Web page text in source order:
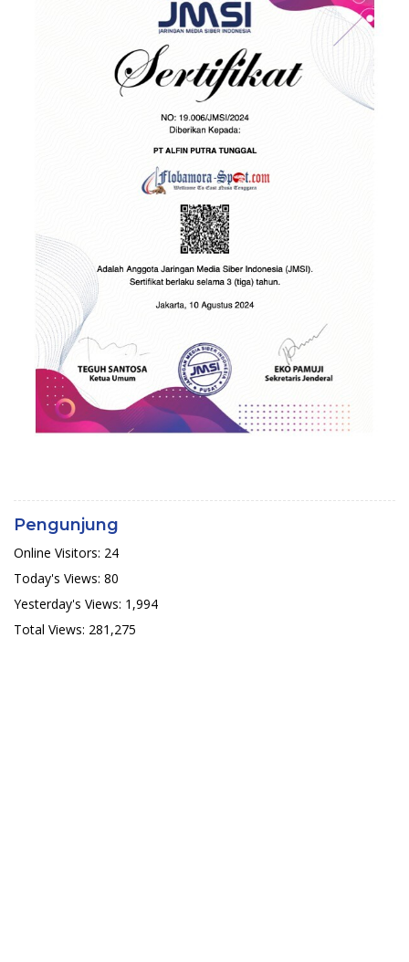
Pengunjung
Online Visitors: 24
Today's Views: 80
Yesterday's Views: 1,994
Total Views: 281,275